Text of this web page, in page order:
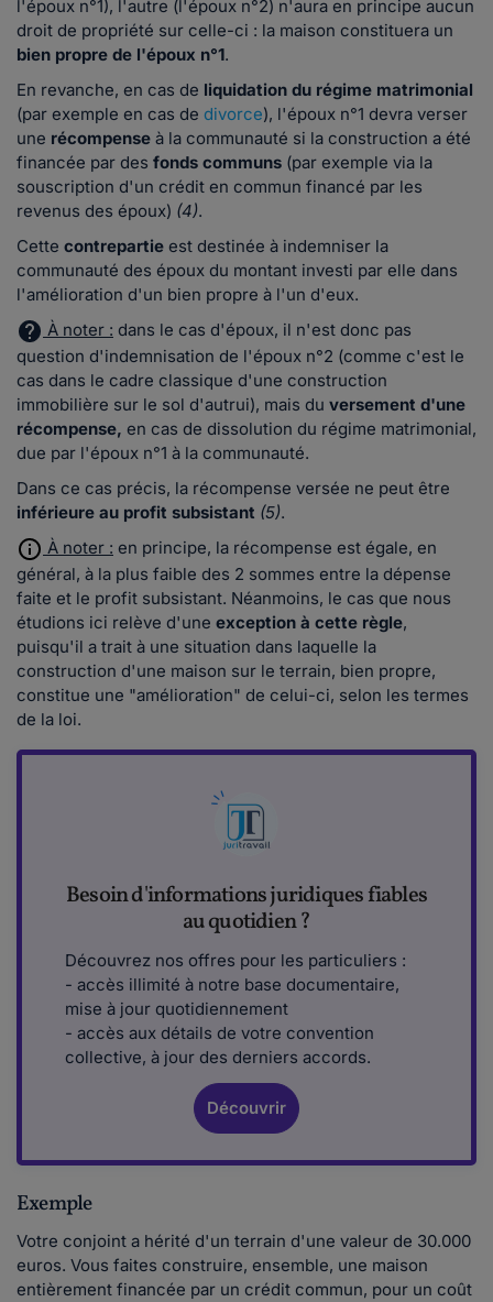
l'époux n°1), l'autre (l'époux n°2) n'aura en principe aucun
droit de propriété sur celle-ci : la maison constituera un
bien propre de l'époux n°1.
En revanche, en cas de liquidation du régime matrimonial
(par exemple en cas de divorce), l'époux n°1 devra verser
une récompense à la communauté si la construction a été
financée par des fonds communs (par exemple via la
souscription d'un crédit en commun financé par les
revenus des époux) (4).
Cette contrepartie est destinée à indemniser la
communauté des époux du montant investi par elle dans
l'amélioration d'un bien propre à l'un d'eux.
À noter : dans le cas d'époux, il n'est donc pas
question d'indemnisation de l'époux n°2 (comme c'est le
cas dans le cadre classique d'une construction
immobilière sur le sol d'autrui), mais du versement d'une
récompense, en cas de dissolution du régime matrimonial,
due par l'époux n°1 à la communauté.
Dans ce cas précis, la récompense versée ne peut être
inférieure au profit subsistant (5).
À noter : en principe, la récompense est égale, en
général, à la plus faible des 2 sommes entre la dépense
faite et le profit subsistant. Néanmoins, le cas que nous
étudions ici relève d'une exception à cette règle,
puisqu'il a trait à une situation dans laquelle la
construction d'une maison sur le terrain, bien propre,
constitue une "amélioration" de celui-ci, selon les termes
de la loi.
Besoin d'informations juridiques fiables
au quotidien ?
Découvrez nos offres pour les particuliers :
- accès illimité à notre base documentaire,
mise à jour quotidiennement
- accès aux détails de votre convention
collective, à jour des derniers accords.
Découvrir
Exemple
Votre conjoint a hérité d'un terrain d'une valeur de 30.000
euros. Vous faites construire, ensemble, une maison
entièrement financée par un crédit commun, pour un coût